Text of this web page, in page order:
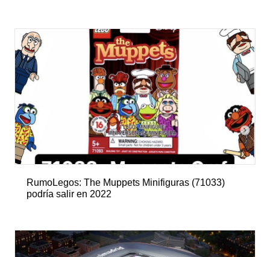
RumoLegos: The Muppets Minifiguras (71033)
podría salir en 2022